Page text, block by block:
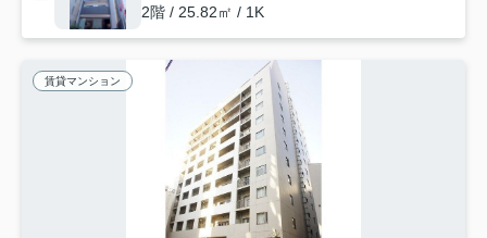
2階 / 25.82㎡ / 1K
賃貸マンション